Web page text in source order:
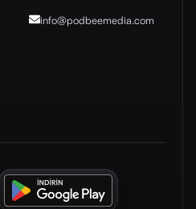
info@podbeemedia.com